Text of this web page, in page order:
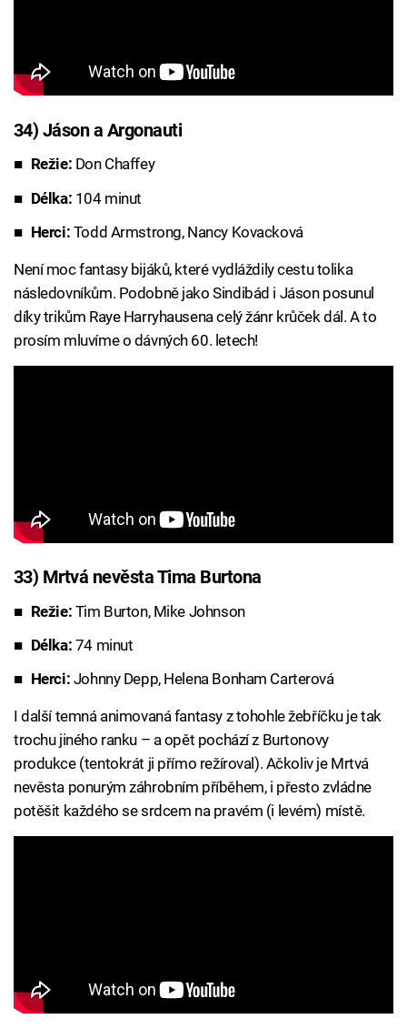
34) Jáson a Argonauti
Režie: Don Chaffey
Délka: 104 minut
Herci: Todd Armstrong, Nancy Kovacková
Není moc fantasy bijáků, které vydláždily cestu tolika
následovníkům. Podobně jako Sindibád i Jáson posunul
díky trikům Raye Harryhausena celý žánr krůček dál. A to
prosím mluvíme o dávných 60. letech!
33) Mrtvá nevěsta Tima Burtona
Režie: Tim Burton, Mike Johnson
Délka: 74 minut
Herci: Johnny Depp, Helena Bonham Carterová
I další temná animovaná fantasy z tohohle žebříčku je tak
trochu jiného ranku – a opět pochází z Burtonovy
produkce (tentokrát ji přímo režíroval). Ačkoliv je Mrtvá
nevěsta ponurým záhrobním příběhem, i přesto zvládne
potěšit každého se srdcem na pravém (i levém) místě.